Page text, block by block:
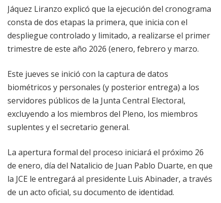
Jáquez Liranzo explicó que la ejecución del cronograma
consta de dos etapas la primera, que inicia con el
despliegue controlado y limitado, a realizarse el primer
trimestre de este año 2026 (enero, febrero y marzo.
Este jueves se inició con la captura de datos
biométricos y personales (y posterior entrega) a los
servidores públicos de la Junta Central Electoral,
excluyendo a los miembros del Pleno, los miembros
suplentes y el secretario general.
La apertura formal del proceso iniciará el próximo 26
de enero, día del Natalicio de Juan Pablo Duarte, en que
la JCE le entregará al presidente Luis Abinader, a través
de un acto oficial, su documento de identidad.